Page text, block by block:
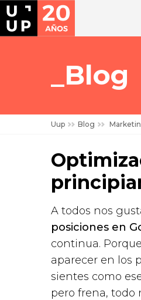
Blog
Uup Blog
A todos nos
posiciones en
continua.
aparecer en los
sientes como
pero frena, todo